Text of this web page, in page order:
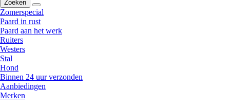
Zoeken
Zomerspecial
Paard in rust
Paard aan het werk
Ruiters
Westers
Stal
Hond
Binnen 24 uur verzonden
Aanbiedingen
Merken